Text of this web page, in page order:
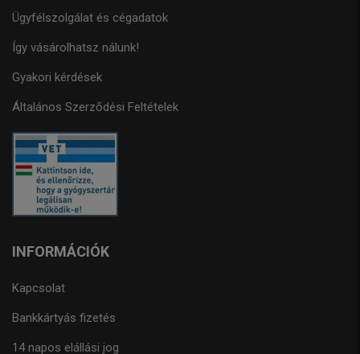
Ügyfélszolgálat és cégadatok
Így vásárolhatsz nálunk!
Gyakori kérdések
Általános Szerződési Feltételek
INFORMÁCIÓK
Kapcsolat
Bankkártyás fizetés
14 napos elállási jog